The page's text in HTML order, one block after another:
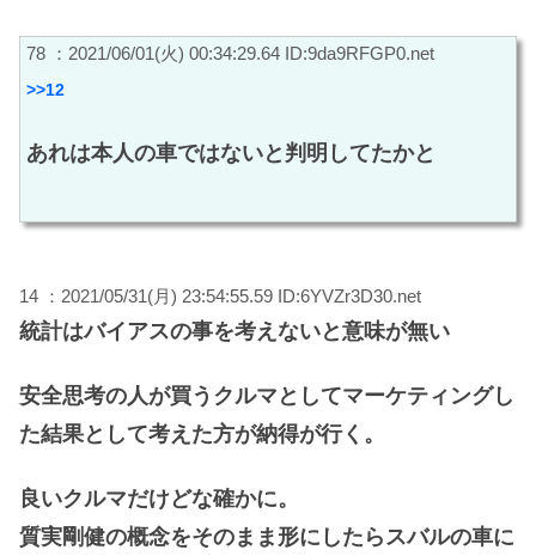
78 ：2021/06/01(火) 00:34:29.64 ID:9da9RFGP0.net
>>12
あれは本人の車ではないと判明してたかと
14 ：2021/05/31(月) 23:54:55.59 ID:6YVZr3D30.net
統計はバイアスの事を考えないと意味が無い
安全思考の人が買うクルマとしてマーケティングし
た結果として考えた方が納得が行く。
良いクルマだけどな確かに。
質実剛健の概念をそのまま形にしたらスバルの車に